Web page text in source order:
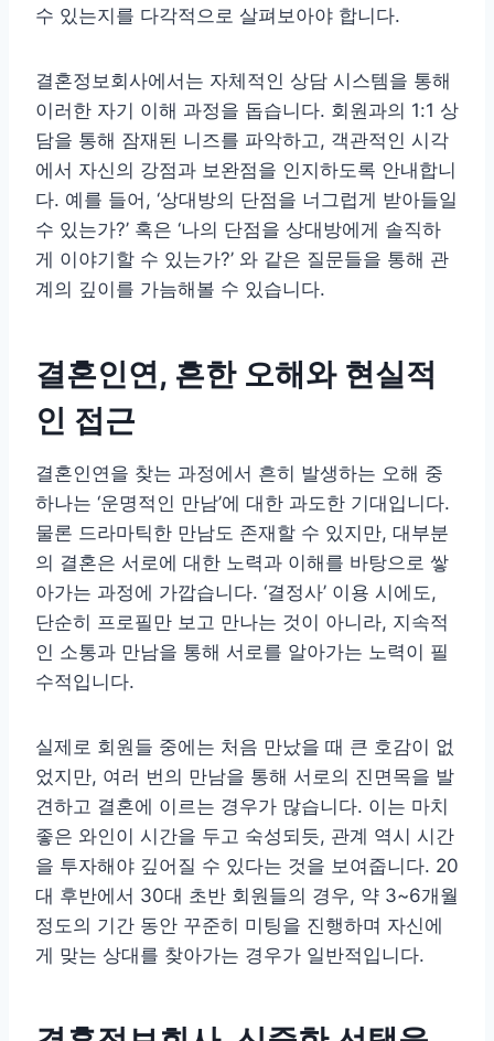
수 있는지를 다각적으로 살펴보아야 합니다.
결혼정보회사에서는 자체적인 상담 시스템을 통해
이러한 자기 이해 과정을 돕습니다. 회원과의 1:1 상
담을 통해 잠재된 니즈를 파악하고, 객관적인 시각
에서 자신의 강점과 보완점을 인지하도록 안내합니
다. 예를 들어, ‘상대방의 단점을 너그럽게 받아들일
수 있는가?’ 혹은 ‘나의 단점을 상대방에게 솔직하
게 이야기할 수 있는가?’ 와 같은 질문들을 통해 관
계의 깊이를 가늠해볼 수 있습니다.
결혼인연, 흔한 오해와 현실적
인 접근
결혼인연을 찾는 과정에서 흔히 발생하는 오해 중
하나는 ‘운명적인 만남’에 대한 과도한 기대입니다.
물론 드라마틱한 만남도 존재할 수 있지만, 대부분
의 결혼은 서로에 대한 노력과 이해를 바탕으로 쌓
아가는 과정에 가깝습니다. ‘결정사’ 이용 시에도,
단순히 프로필만 보고 만나는 것이 아니라, 지속적
인 소통과 만남을 통해 서로를 알아가는 노력이 필
수적입니다.
실제로 회원들 중에는 처음 만났을 때 큰 호감이 없
었지만, 여러 번의 만남을 통해 서로의 진면목을 발
견하고 결혼에 이르는 경우가 많습니다. 이는 마치
좋은 와인이 시간을 두고 숙성되듯, 관계 역시 시간
을 투자해야 깊어질 수 있다는 것을 보여줍니다. 20
대 후반에서 30대 초반 회원들의 경우, 약 3~6개월
정도의 기간 동안 꾸준히 미팅을 진행하며 자신에
게 맞는 상대를 찾아가는 경우가 일반적입니다.